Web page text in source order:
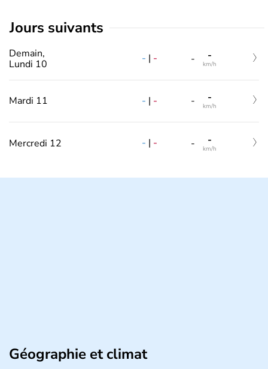
jours suivants
Demain,
Lundi 10
- | - - -
km/h
Mardi 11 - | - - -
km/h
Mercredi 12 - | - - -
km/h
Géographie et climat